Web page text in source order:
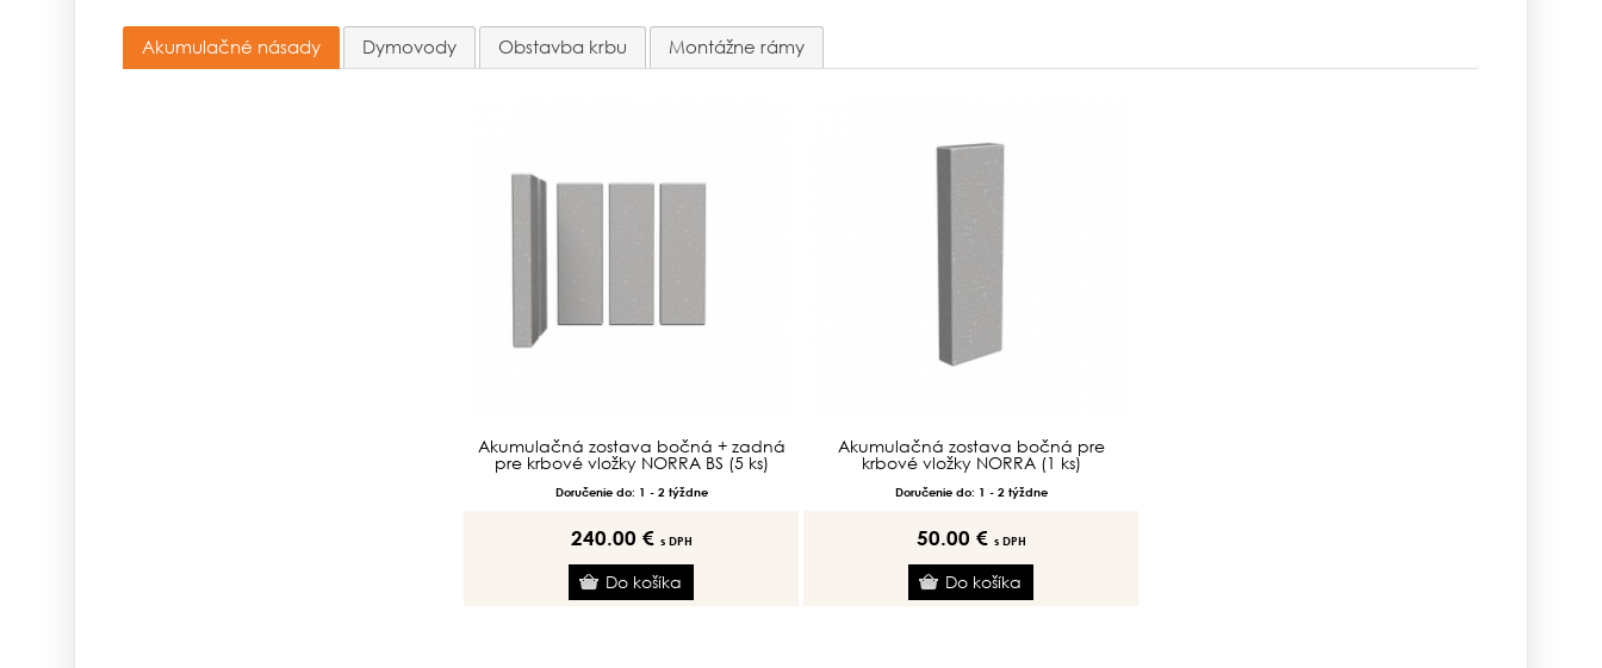
Akumulačné násady Dymovody Obstavba krbu Montážne rámy
Akumulačná zostava bočná + zadná
pre krbové vložky NORRA BS (5 ks)
Doručenie do: 1 - 2 týždne
240.00 € s DPH
Akumulačná zostava bočná pre
krbové vložky NORRA (1 ks)
Doručenie do: 1 - 2 týždne
50.00 € s DPH